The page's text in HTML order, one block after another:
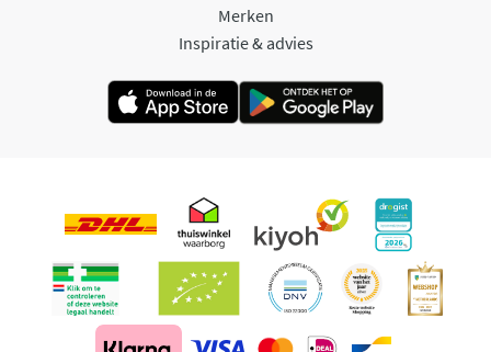
Merken
Inspiratie & advies